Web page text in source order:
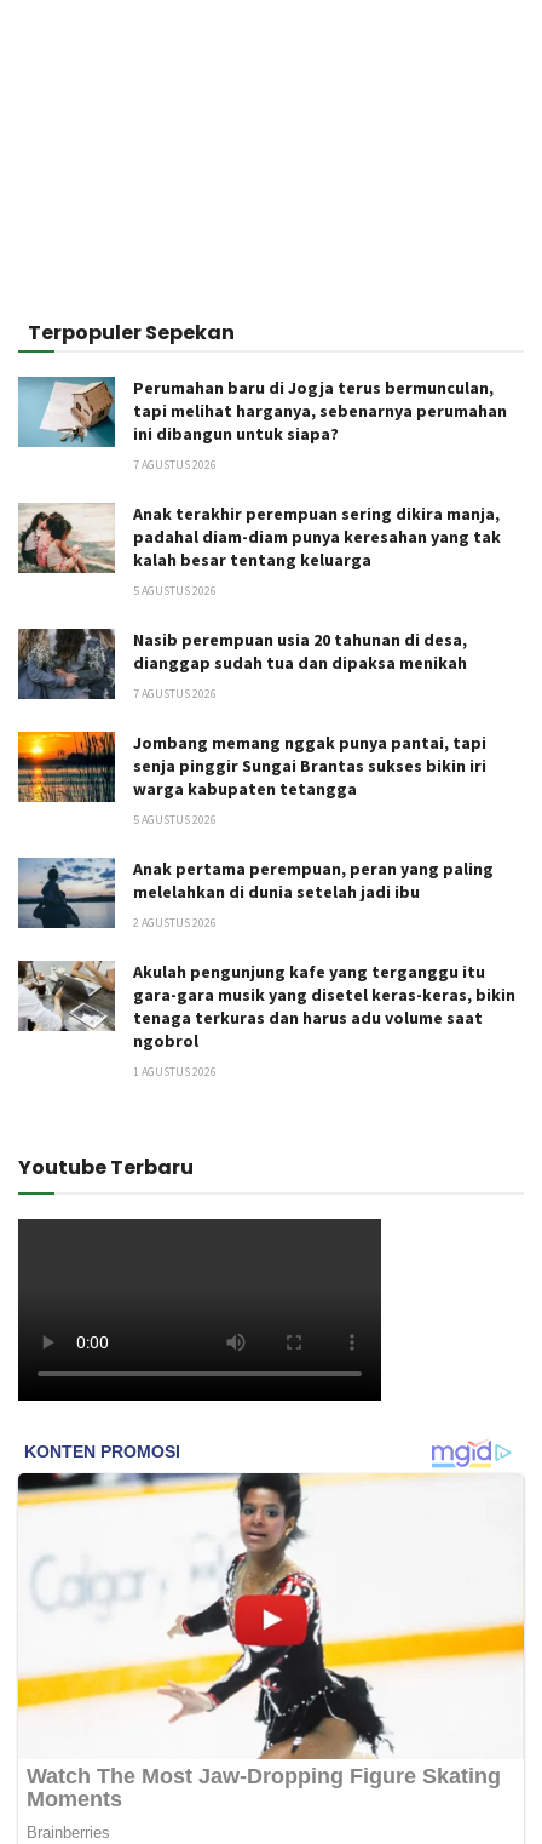
Terpopuler Sepekan
Perumahan baru di Jogja terus bermunculan,
tapi melihat harganya, sebenarnya perumahan
ini dibangun untuk siapa?
7 AGUSTUS 2026
Anak terakhir perempuan sering dikira manja,
padahal diam-diam punya keresahan yang tak
kalah besar tentang keluarga
5 AGUSTUS 2026
Nasib perempuan usia 20 tahunan di desa,
dianggap sudah tua dan dipaksa menikah
7 AGUSTUS 2026
Jombang memang nggak punya pantai, tapi
senja pinggir Sungai Brantas sukses bikin iri
warga kabupaten tetangga
5 AGUSTUS 2026
Anak pertama perempuan, peran yang paling
melelahkan di dunia setelah jadi ibu
2 AGUSTUS 2026
Akulah pengunjung kafe yang terganggu itu
gara-gara musik yang disetel keras-keras, bikin
tenaga terkuras dan harus adu volume saat
ngobrol
1 AGUSTUS 2026
Youtube Terbaru